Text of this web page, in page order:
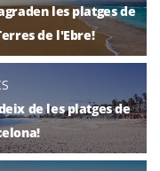
les platges de
de l'Ebre!
de les platges de